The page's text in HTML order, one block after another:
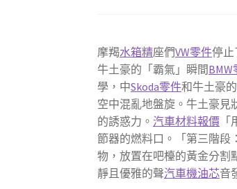
摩羯水箱精座們VW零件停止
牛土豪的「霸氣」瞬間
學，中Skoda零件和牛土豪的
空中混亂地盤旋。牛土豪見
的誘惑力。 汽車材料報價
節器的燃料口。「第三階段
物，放置在吧檯的黃金分割
靜且優雅的聲汽車機油芯音